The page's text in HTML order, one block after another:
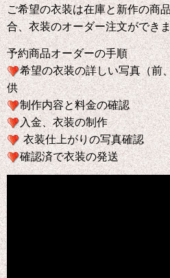
ご希望の衣装は在庫と新作の商
合、衣装のオーダー注文ができ
予約商品オーダーの手順
希望の衣装の詳しい写真（前
供
制作内容と料金の確認
入金、衣装の制作
衣装仕上がりの写真確認
確認済で衣装の発送